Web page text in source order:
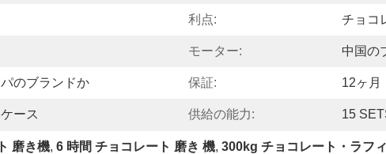
利点: チョコ
モーター: 中国の
のブランドか 保証: 12ヶ月
ース 供給の能力: 15
磨き機, 6 時間 チョコレート 磨き 機, 300kg チョコレート・ラフ